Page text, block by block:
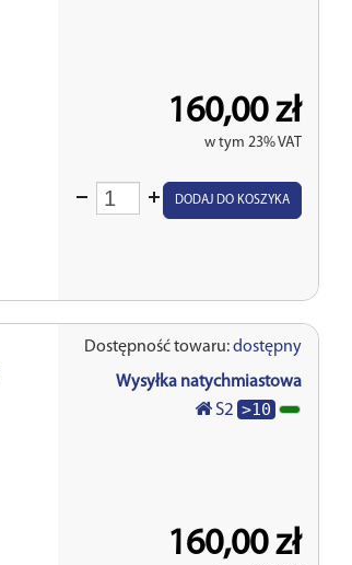
160,00 zł
w tym 23% VAT
Wprowadź
ilość
DODAJ DO KOSZYKA
Dostępność towaru:dostępny
Wysyłka natychmiastowa
S2 >10
160,00 zł